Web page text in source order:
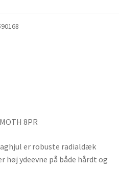
8PR
er robuste radialdæk
høj ydeevne på både hårdt og